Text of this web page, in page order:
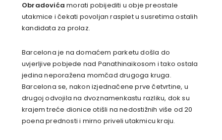
Obradovića morati pobijediti u obje preostale
utakmice i čekati povoljan rasplet u susretima ostalih
kandidata za prolaz.
Barcelona je na domaćem parketu došla do
uvjerljive pobjede nad Panathinaikosom i tako ostala
jedina neporažena momčad drugoga kruga.
Barcelona se, nakon izjednačene prve četvrtine, u
drugoj odvojila na dvoznamenkastu razliku, dok su
krajem treće dionice otišli na nedostižnih više od 20
poena prednosti i mirno priveli utakmicu kraju.